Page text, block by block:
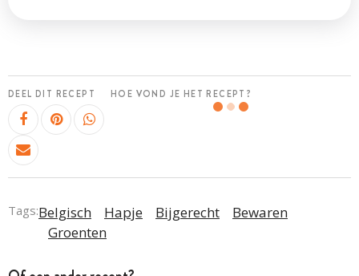
DEEL DIT RECEPT HOE VOND JE HET RECEPT?
Tags:Belgisch Hapje Bijgerecht
Bewaren
Groenten